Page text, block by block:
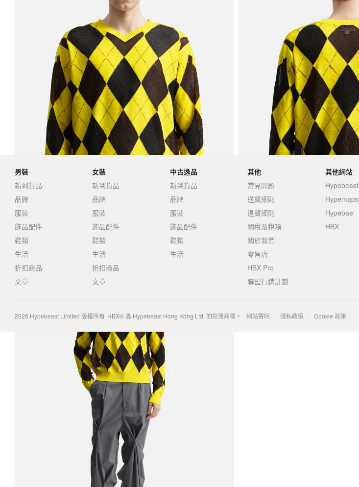
男裝
新到貨品
品牌
服裝
飾品配件
鞋類
生活
折扣商品
文章
女裝
新到貨品
品牌
服裝
飾品配件
鞋類
生活
折扣商品
文章
中古逸品
新到貨品
品牌
服裝
飾品配件
鞋類
生活
其他
常見問題
送貨細則
退貨細則
關稅及稅項
關於我們
零售店
HBX Pro
聯盟行銷計劃
其他網站
Hypebeast
Hypemaps
Hypebae
HBX
2026 Hypebeast Limited 版權所有 HBX® 為 Hypebeast Hong Kong Ltd. 的註冊商標。 網站聲明 隱私政策 Cookie 政策